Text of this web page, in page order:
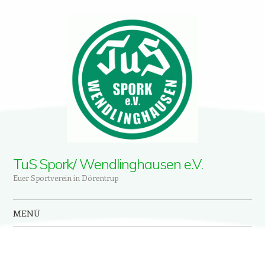
TuS Spork/ Wendlinghausen e.V.
Euer Sportverein in Dörentrup
MENÜ